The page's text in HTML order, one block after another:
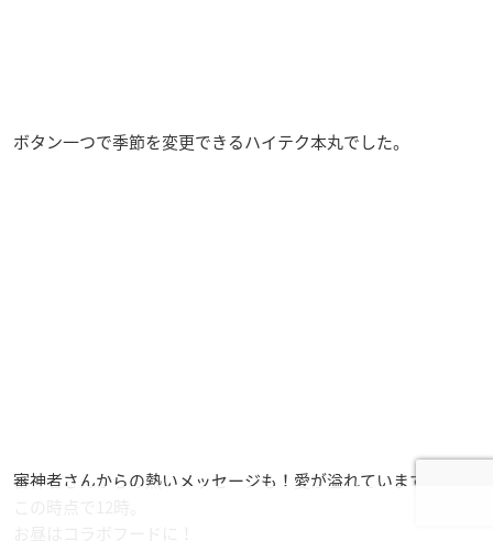
ボタン一つで季節を変更できるハイテク本丸でした。
審神者さんからの熱いメッセージも！愛が溢れています。